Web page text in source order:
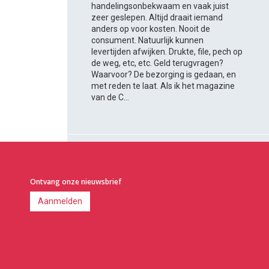
handelingsonbekwaam en vaak juist
zeer geslepen. Altijd draait iemand
anders op voor kosten. Nooit de
consument. Natuurlijk kunnen
levertijden afwijken. Drukte, file, pech op
de weg, etc, etc. Geld terugvragen?
Waarvoor? De bezorging is gedaan, en
met reden te laat. Als ik het magazine
van de C...
Ontvang onze nieuwsbrief
Aanmelden